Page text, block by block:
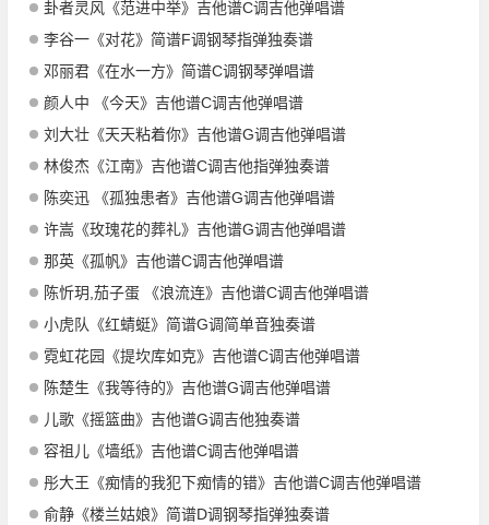
卦者灵风《范进中举》吉他谱C调吉他弹唱谱
李谷一《对花》简谱F调钢琴指弹独奏谱
邓丽君《在水一方》简谱C调钢琴弹唱谱
颜人中 《今天》吉他谱C调吉他弹唱谱
刘大壮《天天粘着你》吉他谱G调吉他弹唱谱
林俊杰《江南》吉他谱C调吉他指弹独奏谱
陈奕迅 《孤独患者》吉他谱G调吉他弹唱谱
许嵩《玫瑰花的葬礼》吉他谱G调吉他弹唱谱
那英《孤帆》吉他谱C调吉他弹唱谱
陈忻玥,茄子蛋 《浪流连》吉他谱C调吉他弹唱谱
小虎队《红蜻蜓》简谱G调简单音独奏谱
霓虹花园《提坎库如克》吉他谱C调吉他弹唱谱
陈楚生《我等待的》吉他谱G调吉他弹唱谱
儿歌《摇篮曲》吉他谱G调吉他独奏谱
容祖儿《墙纸》吉他谱C调吉他弹唱谱
彤大王《痴情的我犯下痴情的错》吉他谱C调吉他弹唱谱
俞静《楼兰姑娘》简谱D调钢琴指弹独奏谱